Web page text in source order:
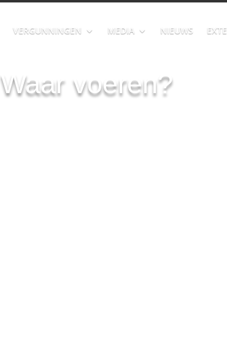
VERGUNNINGEN MEDIA NIEUWS
Waar voeren?